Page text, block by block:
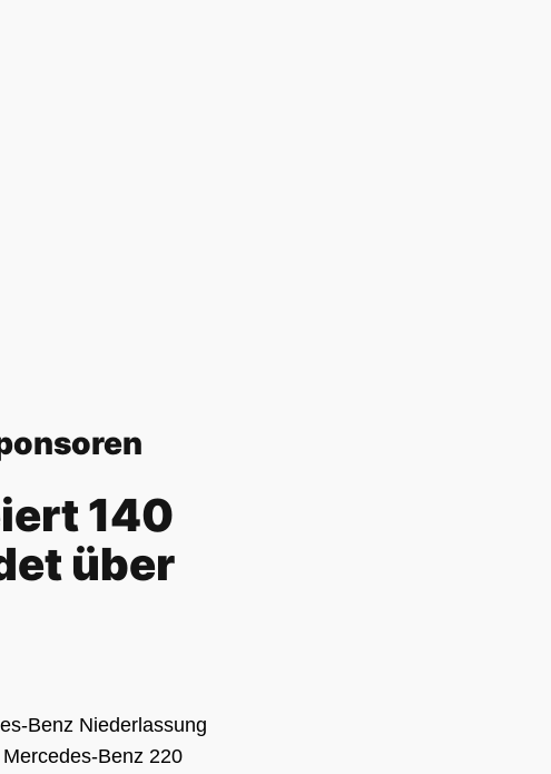
140
über
Benz Niederlassung
Benz 220